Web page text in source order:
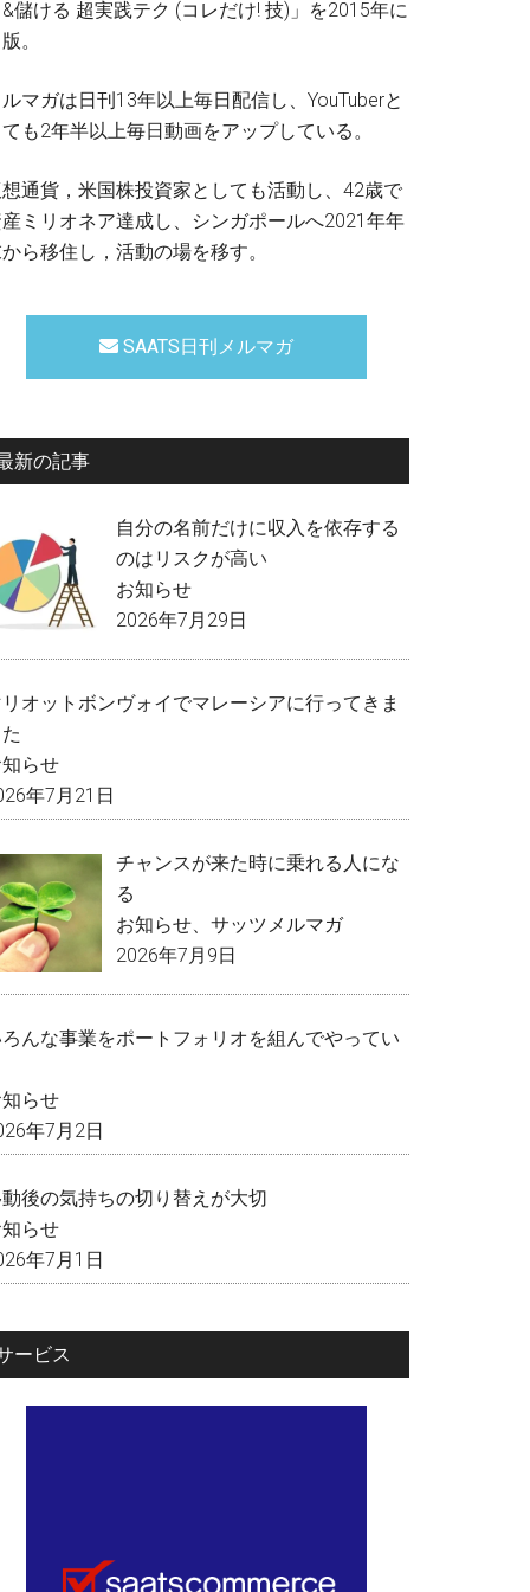
儲ける 超実践テク (コレだけ! 技)」を2015年に
。
マガは日刊13年以上毎日配信し、YouTuberと
も2年半以上毎日動画をアップしている。
通貨，米国株投資家としても活動し、42歳で
ミリオネア達成し、シンガポールへ2021年年
ら移住し，活動の場を移す。
SAATS日刊メルマガ
新の記事
自分の名前だけに収入を依存する
のはリスクが高い
お知らせ
2026年7月29日
オットボンヴォイでマレーシアに行ってきま
らせ
年7月21日
チャンスが来た時に乗れる人にな
る
お知らせ
サッツメルマガ
2026年7月9日
んな事業をポートフォリオを組んでやってい
らせ
年7月2日
後の気持ちの切り替えが大切
らせ
年7月1日
ービス